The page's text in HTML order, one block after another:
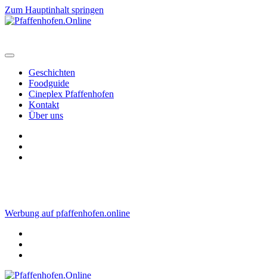
Zum Hauptinhalt springen
Geschichten
Foodguide
Cineplex Pfaffenhofen
Kontakt
Über uns
Werbung auf pfaffenhofen.online